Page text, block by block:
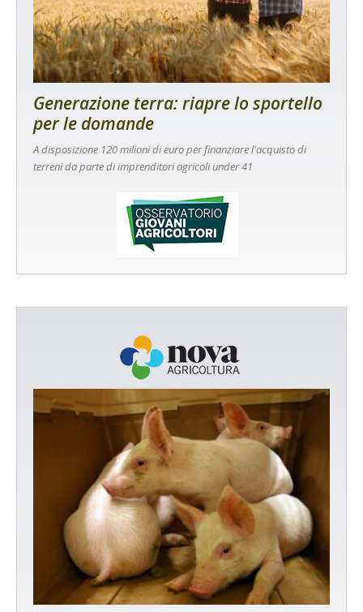
Generazione terra: riapre lo sportello
per le domande
A disposizione 120 milioni di euro per finanziare l'acquisto di
terreni da parte di imprenditori agricoli under 41